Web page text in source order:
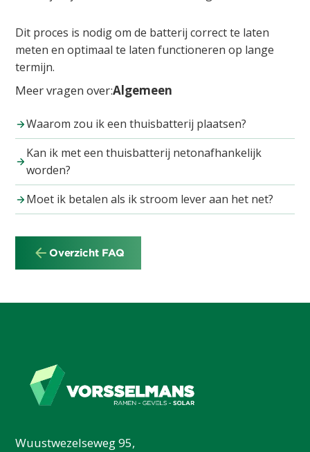
Meer vragen over:Algemeen
Waarom zou ik een thuisbatterij plaatsen?
Kan ik met een thuisbatterij netonafhankelijk
worden?
Moet ik betalen als ik stroom lever aan het net?
Overzicht FAQ
Dit proces is nodig om de batterij correct te laten
meten en optimaal te laten functioneren op lange
termijn.
Wuustwezelseweg 95,